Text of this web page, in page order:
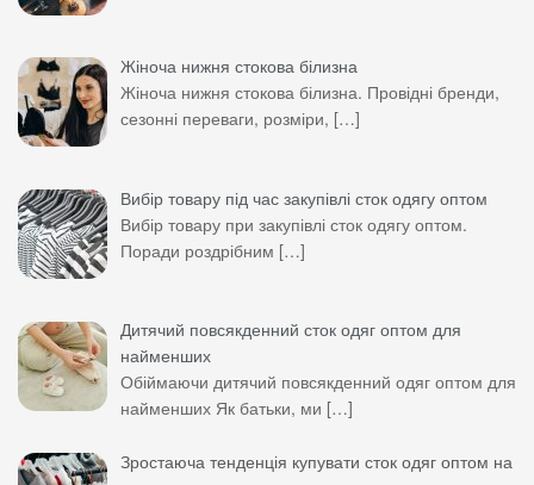
Жіноча нижня стокова білизна
Жіноча нижня стокова білизна. Провідні бренди,
сезонні переваги, розміри, […]
Вибір товару під час закупівлі сток одягу оптом
Вибір товару при закупівлі сток одягу оптом.
Поради роздрібним […]
Дитячий повсякденний сток одяг оптом для
найменших
Обіймаючи дитячий повсякденний одяг оптом для
найменших Як батьки, ми […]
Зростаюча тенденція купувати сток одяг оптом на